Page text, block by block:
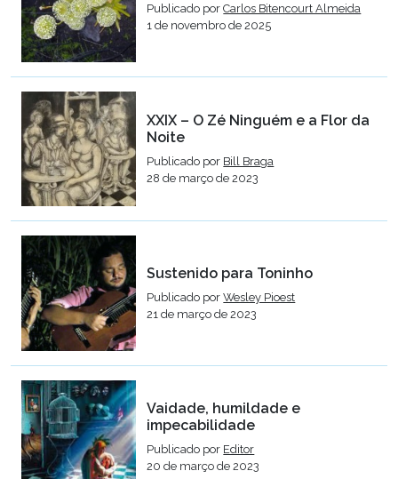
Publicado porCarlos Bitencourt Almeida
1 de novembro de 2025
XXIX – O Zé Ninguém e a Flor da
Noite
Publicado por Bill Braga
28 de março de 2023
Sustenido para Toninho
Publicado porWesley Pioest
21 de março de 2023
Vaidade, humildade e
impecabilidade
Publicado por Editor
20 de março de 2023